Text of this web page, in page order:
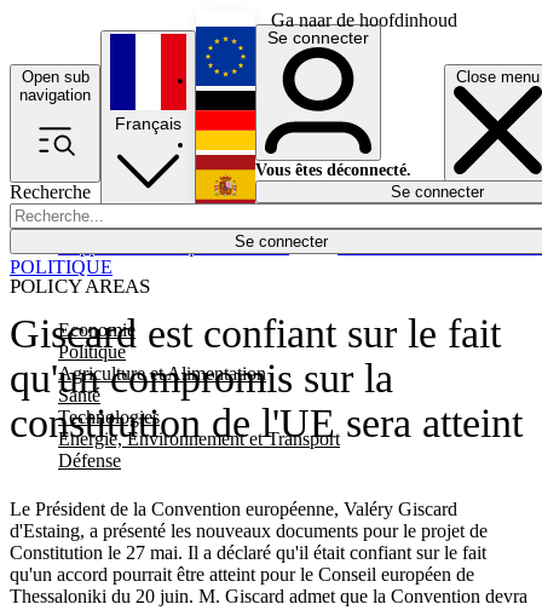
Ga naar de hoofdinhoud
Open sub
navigation
Close menu
Recherche
Se connecter
POLICY AREAS
Economie
Politique
Agriculture et Alimentation
Santé
Technologies
Energie, Environnement et Transport
Défense
Économie
Français
English
Deutsch
Español
Se connecter
Vous êtes déconnecté.
Se connecter
Giscard est confiant sur le fait
qu'un compromis sur la
constitution de l'UE sera atteint
Le Président de la Convention européenne, Valéry Giscard
d'Estaing, a présenté les nouveaux documents pour le projet de
Constitution le 27 mai. Il a déclaré qu'il était confiant sur le fait
qu'un accord pourrait être atteint pour le Conseil européen de
Thessaloniki du 20 juin. M. Giscard admet que la Convention devra
POLITIQUE